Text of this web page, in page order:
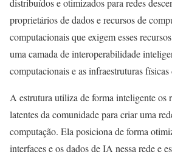
distribuídos e otimizados para redes
proprietários de dados e recursos de
computacionais que exigem esses
uma camada de interoperabilidade
computacionais e as infraestruturas
A estrutura utiliza de forma inteligente os
latentes da comunidade para criar uma
computação. Ela posiciona de forma
interfaces e os dados de IA nessa rede e